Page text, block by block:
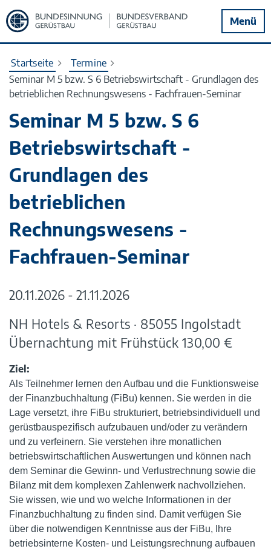
Zur
Startseite
Menü
Startseite
Termine
Seminar M 5 bzw. S 6 Betriebswirtschaft - Grundlagen des
betrieblichen Rechnungswesens - Fachfrauen-Seminar
Seminar M 5 bzw. S 6
Betriebswirtschaft -
Grundlagen des
betrieblichen
Rechnungswesens -
Fachfrauen-Seminar
20.11.2026 - 21.11.2026
NH Hotels & Resorts · 85055 Ingolstadt
Übernachtung mit Frühstück 130,00 €
Ziel:
Als Teilnehmer lernen den Aufbau und die Funktions­weise
der Finanzbuchhaltung (FiBu) kennen. Sie werden in die
Lage versetzt, ihre FiBu strukturiert, betriebsindividuell und
gerüstbauspezifisch aufzubauen und/oder zu verändern
und zu verfeinern. Sie verstehen ihre monatlichen
betriebswirtschaftlichen Auswer­tungen und können nach
dem Seminar die Gewinn- und Ver­lustrechnung sowie die
Bilanz mit dem komplexen Zahlenwerk nachvollziehen.
Sie wissen, wie und wo welche Informa­tionen in der
Finanzbuchhaltung zu finden sind. Damit verfügen Sie
über die notwendigen Kenntnisse aus der FiBu, Ihre
betriebsinterne Kosten- und Leistungsrechnung aufbauen